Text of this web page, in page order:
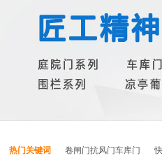
热门关键词 卷闸门抗风门车库门